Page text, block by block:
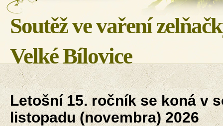
Soutěž ve vaření
Velké Bílovice
Letošní 15. ročník se koná v
listopadu (novembra) 2026